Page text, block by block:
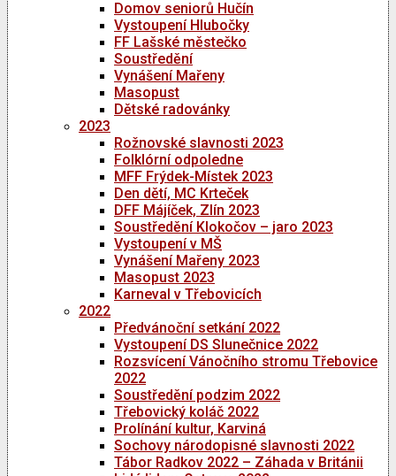
Domov seniorů Hučín
Vystoupení Hlubočky
FF Lašské městečko
Soustředění
Vynášení Mařeny
Masopust
Dětské radovánky
2023
Rožnovské slavnosti 2023
Folklórní odpoledne
MFF Frýdek-Místek 2023
Den dětí, MC Krteček
DFF Májíček, Zlín 2023
Soustředění Klokočov – jaro 2023
Vystoupení v MŠ
Vynášení Mařeny 2023
Masopust 2023
Karneval v Třebovicích
2022
Předvánoční setkání 2022
Vystoupení DS Slunečnice 2022
Rozsvícení Vánočního stromu Třebovice
2022
Soustředění podzim 2022
Třebovický koláč 2022
Prolínání kultur, Karviná
Sochovy národopisné slavnosti 2022
Tábor Radkov 2022 – Záhada v Británii